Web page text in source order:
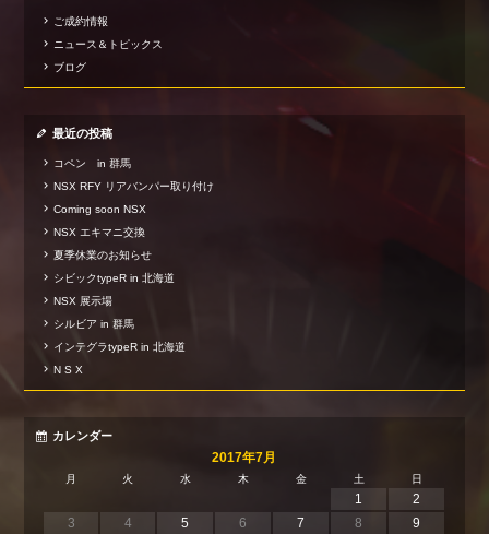
ご成約情報
ニュース＆トピックス
ブログ
最近の投稿
コペン in 群馬
NSX RFY リアバンパー取り付け
Coming soon NSX
NSX エキマニ交換
夏季休業のお知らせ
シビックtypeR in 北海道
NSX 展示場
シルビア in 群馬
インテグラtypeR in 北海道
N S X
カレンダー
2017年7月
月 火 水 木 金 土 日
1
2
3
4 5 6 7 8
9